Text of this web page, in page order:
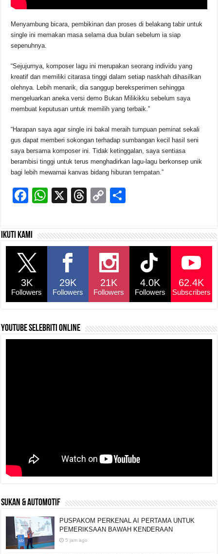
Menyambung bicara, pembikinan dan proses di belakang tabir untuk
single ini memakan masa selama dua bulan sebelum ia siap
sepenuhnya.
“Sejujurnya, komposer lagu ini merupakan seorang individu yang
kreatif dan memiliki citarasa tinggi dalam setiap naskhah dihasilkan
olehnya. Lebih menarik, dia sanggup bereksperimen sehingga
mengeluarkan aneka versi demo Bukan Milikikku sebelum saya
membuat keputusan untuk memilih yang terbaik.”
“Harapan saya agar single ini bakal meraih tumpuan peminat sekali
gus dapat memberi sokongan terhadap sumbangan kecil hasil seni
saya bersama komposer ini. Tidak ketinggalan, saya sentiasa
berambisi tinggi untuk terus menghadirkan lagu-lagu berkonsep unik
bagi lebih mewarnai kanvas bidang hiburan tempatan.”
F
c
e
b
o
o
k
W
s
p
X
T
a
C
y
Li
n
k
e
Ikuti kami
3K
Followers
29K
Followers
21K
Followers
4.0K
Followers
62.4K
Subscribers
YouTube selebriti online
SUKAN & AUTOMOTIF
PUSPAKOM PERKENAL AI PERTAMA UNTUK
PEMERIKSAAN BAWAH KENDERAAN
5 jam ago